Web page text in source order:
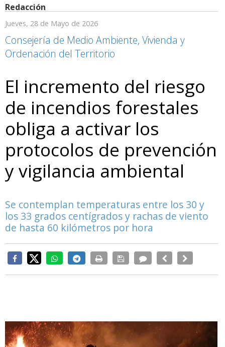
Redacción
Jueves, 28 de Mayo de 2026
Consejería de Medio Ambiente, Vivienda y
Ordenación del Territorio
El incremento del riesgo
de incendios forestales
obliga a activar los
protocolos de prevención
y vigilancia ambiental
Se contemplan temperaturas entre los 30 y
los 33 grados centígrados y rachas de viento
de hasta 60 kilómetros por hora